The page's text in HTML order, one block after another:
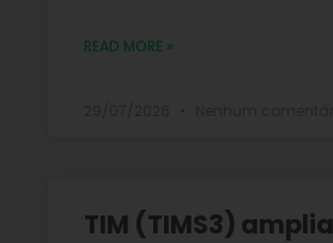
READ MORE »
TIM (TIMS3) amplia